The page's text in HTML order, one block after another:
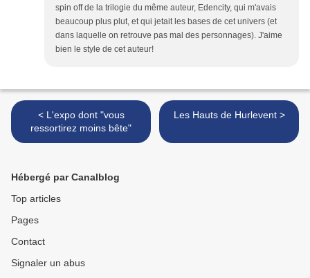
spin off de la trilogie du même auteur, Edencity, qui m'avais
beaucoup plus plut, et qui jetait les bases de cet univers (et
dans laquelle on retrouve pas mal des personnages). J'aime
bien le style de cet auteur!
< L'expo dont "vous
ressortirez moins bête"
Les Hauts de Hurlevent >
Hébergé par Canalblog
Top articles
Pages
Contact
Signaler un abus